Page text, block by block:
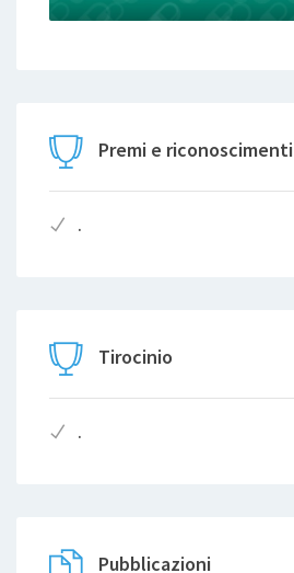
Premi e riconoscimenti
.
Tirocinio
.
Pubblicazioni